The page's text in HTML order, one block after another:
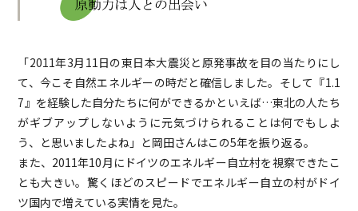
「2011年3月11日の東日本大震災と原発事故を目の当たりにし
て、今こそ自然エネルギーの時だと確信しました。そして『1.1
7』を経験した自分たちに何ができるかといえば…東北の人たち
がギブアップしないように元気づけられることは何でもしよ
う、と思いましたよね」と岡田さんはこの5年を振り返る。
また、2011年10月にドイツのエネルギー自立村を視察できたこ
とも大きい。驚くほどのスピードでエネルギー自立の村がドイ
ツ国内で増えている実情を見た。